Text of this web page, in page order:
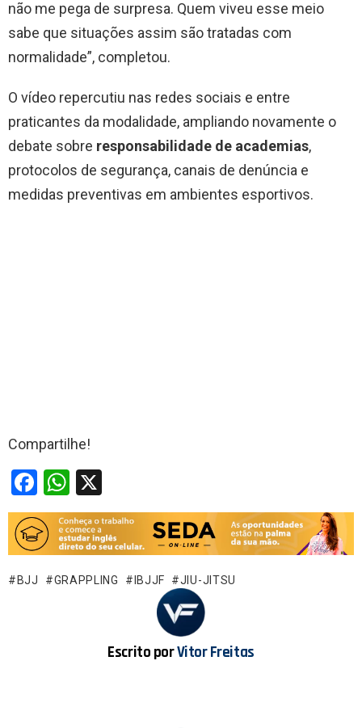
não me pega de surpresa. Quem viveu esse meio
sabe que situações assim são tratadas com
normalidade”, completou.
O vídeo repercutiu nas redes sociais e entre
praticantes da modalidade, ampliando novamente o
debate sobre responsabilidade de academias,
protocolos de segurança, canais de denúncia e
medidas preventivas em ambientes esportivos.
Compartilhe!
F
a
ce
b
o
W
h
at
s
A
BJJ GRAPPLING IBJJF JIU-JITSU
Escrito porVitor Freitas